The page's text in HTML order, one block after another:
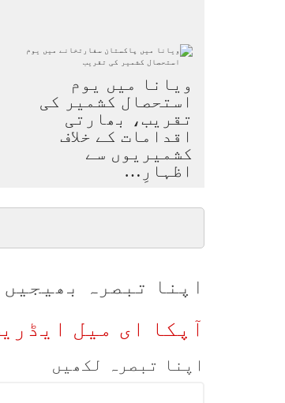
ویانا میں یوم
استحصال کشمیر کی
تقریب، بھارتی
اقدامات کے خلاف
کشمیریوں سے
اظہارِ…
اپنا تبصرہ بھیجیں
آپکا ای میل
اپنا تبصرہ لکھیں